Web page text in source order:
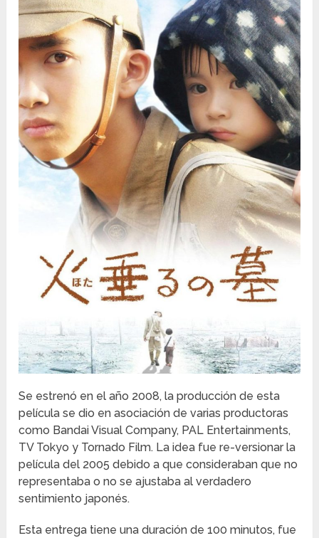
Se estrenó en el año 2008, la producción de esta
película se dio en asociación de varias productoras
como Bandai Visual Company, PAL Entertainments,
TV Tokyo y Tornado Film. La idea fue re-versionar la
película del 2005 debido a que consideraban que no
representaba o no se ajustaba al verdadero
sentimiento japonés.
Esta entrega tiene una duración de 100 minutos, fue